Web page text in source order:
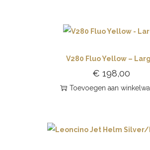
V280 Fluo Yellow –
€ 198,00
Toevoegen aan